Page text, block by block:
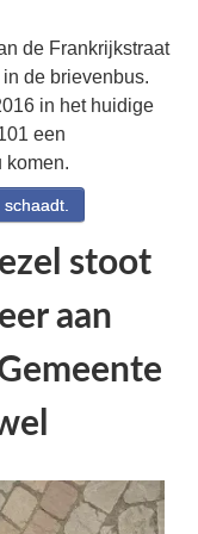
de Frankrijkstraat
de brievenbus.
in het huidige
een
komen.
stoot
aan